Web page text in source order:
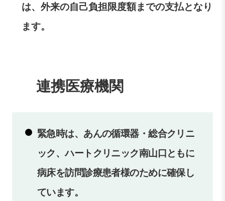
は、外来の自己負担限度額までの支払となり
ます。
連携医療機関
緊急時は、あんの循環器・総合クリニ
ック、ハートクリニック南山口ともに
病床を訪問診療患者様のために確保し
ています。